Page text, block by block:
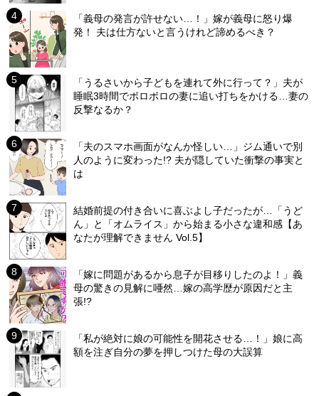
「義母の発言が許せない…！」嫁が義母に怒り爆
発！ 夫は仕方ないと言うけれど諦めるべき？
「うるさいから子どもを連れて外に行って？」夫が
睡眠3時間でボロボロの妻に追い打ちをかける…妻の
反撃なるか？
「夫のスマホ画面がなんか怪しい…」ジム通いで別
人のように変わった!? 夫が隠していた衝撃の事実と
は
結婚前提の付き合いに喜ぶよし子だったが…「うど
ん」と「オムライス」から始まる小さな違和感【あ
なたが理解できません Vol.5】
「嫁に問題があるから息子が目移りしたのよ！」義
母の驚きの見解に唖然…嫁の高学歴が原因だと主
張!?
「私が絶対に娘の可能性を開花させる…！」娘に高
額を注ぎ自分の夢を押しつけた母の大誤算